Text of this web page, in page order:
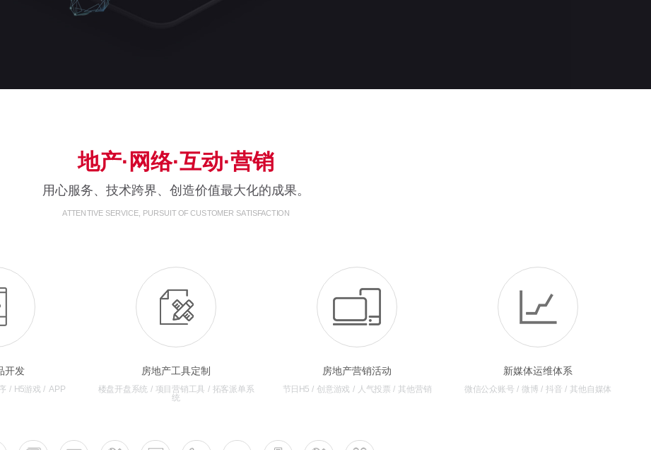
地产·网络·互动·营销
用心服务、技术跨界、创造价值最大化的成果。
ATTENTIVE SERVICE, PURSUIT OF CUSTOMER SATISFACTION
开发
/ H5游戏 / APP
房地产工具定制
楼盘开盘系统 / 项目营销工具 / 拓客派单系
统
房地产营销活动
节日H5 / 创意游戏 / 人气投票 / 其他营销
新媒体运维体系
微信公众账号 / 微博 / 抖音 / 其他自媒体